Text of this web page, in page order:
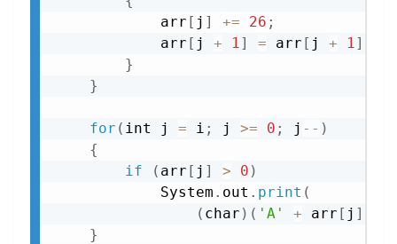
            arr
[ j ] += 26 ;
            arr
[ j + 1] = arr [ j + 1]
}
}
for ( int j = i ; j >= 0 ; j - - )
{
if
( arr [ j ] > 0 )
            System
. out . print (
( char ) ( 'A' + arr [ j ]
}